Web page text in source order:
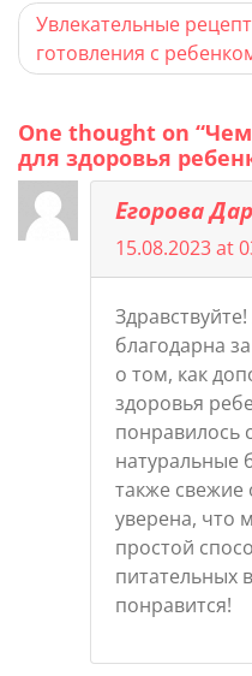
записям
Увлекательные
готовления с
One thought on
для здоровья
Егорова
15.08.2023 at
благодарна
о том, как
здоровья
понравилось
натуральные
также
уверена, что
простой
питательных
понравится!